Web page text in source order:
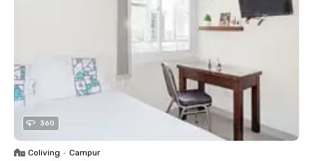
360
Coliving • Campur